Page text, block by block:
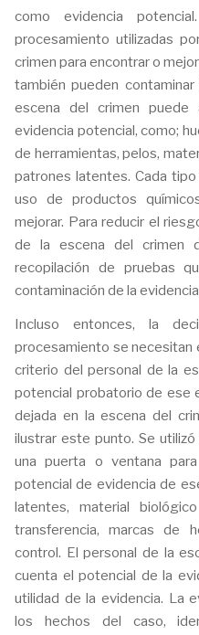
como evidencia
procesamiento utilizadas
crimen para encontrar o
también pueden
escena del crimen puede
evidencia potencial, como;
de herramientas, pelos,
patrones latentes. Cada
uso de productos
mejorar. Para reducir el
de la escena del crimen
recopilación de pruebas
contaminación de la
Incluso entonces, la
procesamiento se necesitan
criterio del personal de la
potencial probatorio de ese
dejada en la escena del
ilustrar este punto. Se
una puerta o ventana
potencial de evidencia de
latentes, material
transferencia, marcas de
control. El personal de la
cuenta el potencial de la
utilidad de la evidencia. La
los hechos del caso,